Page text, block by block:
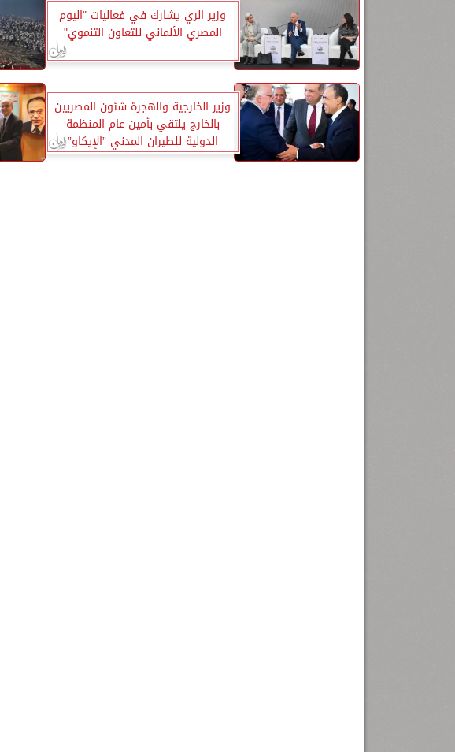
وزير الري يشارك في فعاليات "اليوم
المصري الألماني للتعاون التنموي"
وزير الخارجية والهجرة شئون المصريين
بالخارج يلتقي بأمين عام المنظمة
الدولية للطيران المدني ”الإيكاو”